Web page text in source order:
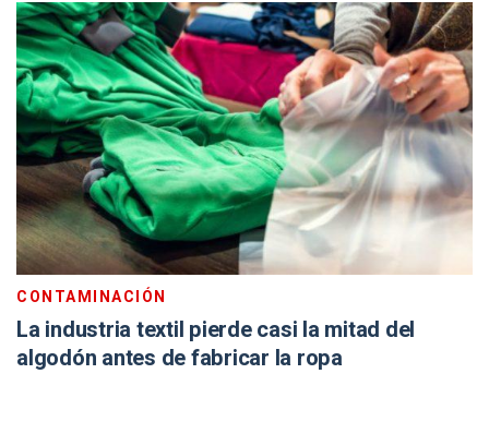
CONTAMINACIÓN
La industria textil pierde casi la mitad del
algodón antes de fabricar la ropa